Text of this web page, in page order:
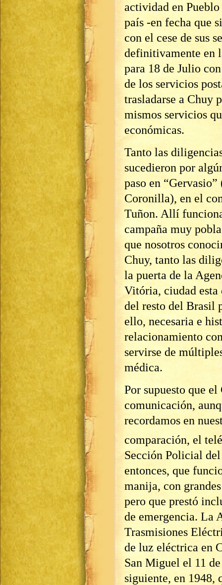
actividad en
país -en fecha que
con el cese de sus
definitivamente en
para 18 de Julio
de los servicios
trasladarse a Chuy
mismos servicios
económicas.
Tanto las
sucedieron por
paso en
Coronilla), en el
Tuñon. Allí
campaña muy
que nosotros
Chuy, tanto las
la puerta de la
Vitória, ciudad esta
del resto del Brasil
ello, necesaria e
relacionamiento
servirse de
médica.
Por supuesto que
comunicación,
recordamos en
comparación, el
Sección Policial
entonces, que
manija, con
pero que prestó
de emergencia. La
Trasmisiones
de luz eléctrica en
San Miguel el 11
siguiente, en 1948,